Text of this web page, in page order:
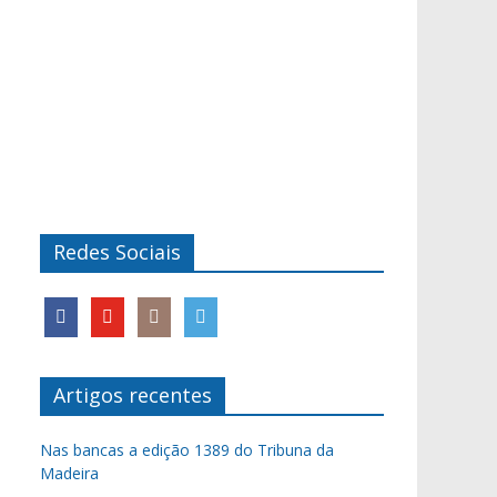
Redes Sociais
Artigos recentes
Nas bancas a edição 1389 do Tribuna da
Madeira